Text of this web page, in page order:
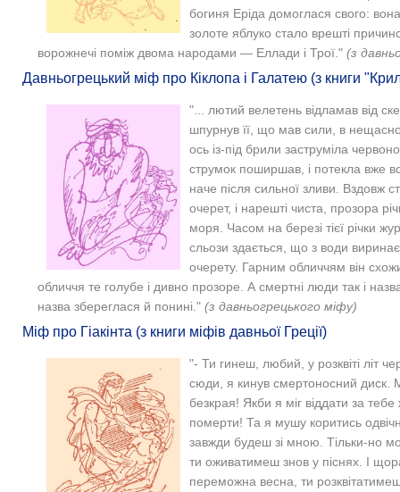
богиня Еріда домоглася свого:
золоте яблуко стало врешті
ворожнечі поміж двома народами — Еллади і Трої." (з
Давньогрецький міф про Кіклопа і Галатею (з книги
"... лютий велетень відламав від
шпурнув її, що мав сили, в
ось із-під брили заструміла
струмок поширшав, і потекла вже
наче після сильної зливи. Вздовж
очерет, і нарешті чиста, прозора
моря. Часом на березі тієї річки
сльози здається, що з води
очерету. Гарним обличчям він
обличчя те голубе і дивно прозоре. А смертні люди так і
назва збереглася й понині." (з давньогрецького міфу)
Міф про Гіакінта (з книги міфів давньої Греції)
"- Ти гинеш, любий, у розквіті літ
сюди, я кинув смертоносний диск.
безкрая! Якби я міг віддати за
померти! Та я мушу коритись
завжди будеш зі мною. Тільки-но
ти оживатимеш знов у піснях. І
переможна весна, ти